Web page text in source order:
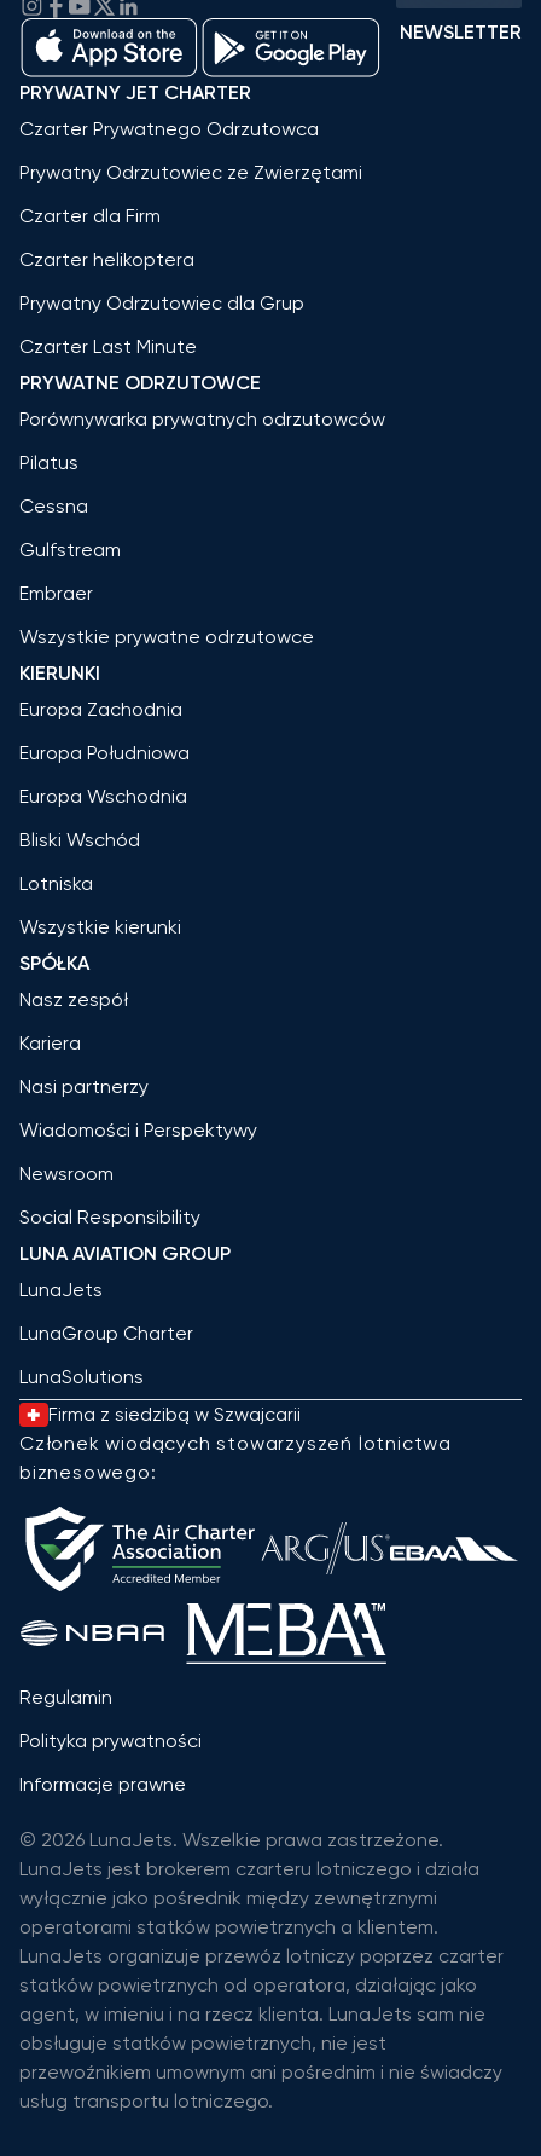
NEWSLETTER
PRYWATNY JET CHARTER
Czarter Prywatnego Odrzutowca
Prywatny Odrzutowiec ze Zwierzętami
Czarter dla Firm
Czarter helikoptera
Prywatny Odrzutowiec dla Grup
Czarter Last Minute
PRYWATNE ODRZUTOWCE
Porównywarka prywatnych odrzutowców
Pilatus
Cessna
Gulfstream
Embraer
Wszystkie prywatne odrzutowce
KIERUNKI
Europa Zachodnia
Europa Południowa
Europa Wschodnia
Bliski Wschód
Lotniska
Wszystkie kierunki
SPÓŁKA
Nasz zespół
Kariera
Nasi partnerzy
Wiadomości i Perspektywy
Newsroom
Social Responsibility
LUNA AVIATION GROUP
LunaJets
LunaGroup Charter
LunaSolutions
Firma z siedzibą w Szwajcarii
Członek wiodących stowarzyszeń lotnictwa
biznesowego:
Regulamin
Polityka prywatności
Informacje prawne
© 2026 LunaJets. Wszelkie prawa zastrzeżone.
LunaJets jest brokerem czarteru lotniczego i działa
wyłącznie jako pośrednik między zewnętrznymi
operatorami statków powietrznych a klientem.
LunaJets organizuje przewóz lotniczy poprzez czarter
statków powietrznych od operatora, działając jako
agent, w imieniu i na rzecz klienta. LunaJets sam nie
obsługuje statków powietrznych, nie jest
przewoźnikiem umownym ani pośrednim i nie świadczy
usług transportu lotniczego.